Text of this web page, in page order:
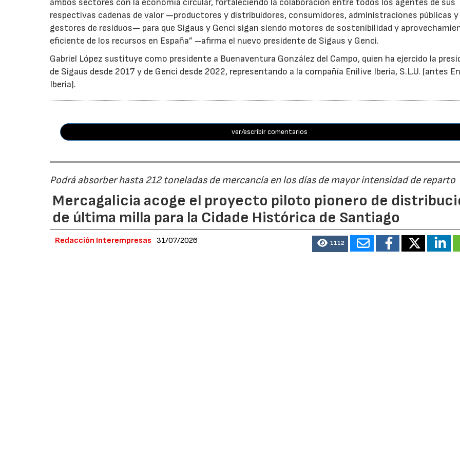
ambos sectores con la economía circular, fortaleciendo la colaboración entre todos los agentes de sus
respectivas cadenas de valor —productores y distribuidores, consumidores, administraciones públicas y
gestores de residuos— para que Sigaus y Genci sigan siendo motores de sostenibilidad y
eficiente de los recursos en España” –afirma el nuevo presidente de Sigaus y Genci.
Gabriel López sustituye como presidente a Buenaventura González del Campo, quien ha ejercido la
de Sigaus desde 2017 y de Genci desde 2022, representando a la compañía Enilive Iberia, S.L.U. (antes
Iberia).
ver/escribir comentarios
Podrá absorber hasta 212 toneladas de mercancía en los días de mayor intensidad de reparto
Mercagalicia acoge el proyecto piloto pionero de
de última milla para la Cidade Histórica de Santiago
Redacción Interempresas 31/07/2026 1112